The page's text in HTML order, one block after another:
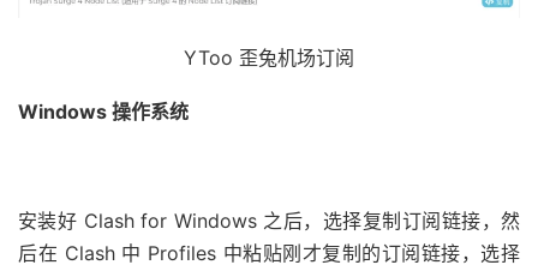
YToo 歪兔机场订阅
Windows 操作系统
安装好 Clash for Windows 之后，选择复制订阅链接，然
后在 Clash 中 Profiles 中粘贴刚才复制的订阅链接，选择